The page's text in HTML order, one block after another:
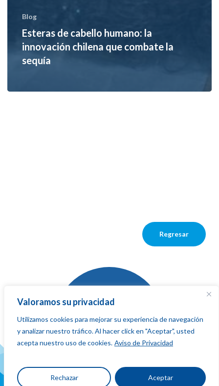
Valoramos su privacidad
Utilizamos cookies para mejorar su experiencia de navegación
y analizar nuestro tráfico. Al hacer click en "Aceptar", usted
acepta nuestro uso de cookies. Aviso de Privacidad
Rechazar Aceptar
Blog
Esteras de cabello humano: la
innovación chilena que combate la
sequía
Regresar
La red que
suma,fluye
y conecta